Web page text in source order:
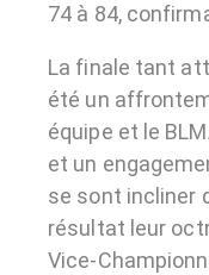
74 à 84,
La finale tant
été un
équipe et le
et un
se sont incliner
résultat leur
Vice-